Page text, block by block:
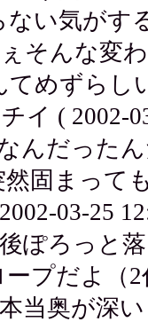
い気がす
そんな変
てめずらし
イ ( 2002-
んだったん
然固まって
03-25
ぽろっと落
プだよ（2
当奥が深い